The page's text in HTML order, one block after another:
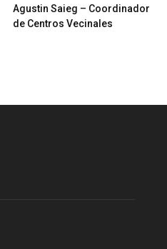
Agustin Saieg – Coordinador
de Centros Vecinales